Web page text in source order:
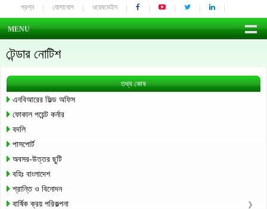
প্রশ্ন যোগাযোগ ওয়েবমেইল
MENU
টেন্ডার নোটিশ
তথ্য কোষ
এনবিআরের ফিল্ড অফিস
ফোকাল পয়েন্ট কর্নার
বদলি
পাসপোর্ট
অবসর-উত্তর ছুটি
বহিঃ বাংলাদেশ
শ্রান্তি ও বিনোদন
বার্ষিক ক্রয় পরিকল্পনা